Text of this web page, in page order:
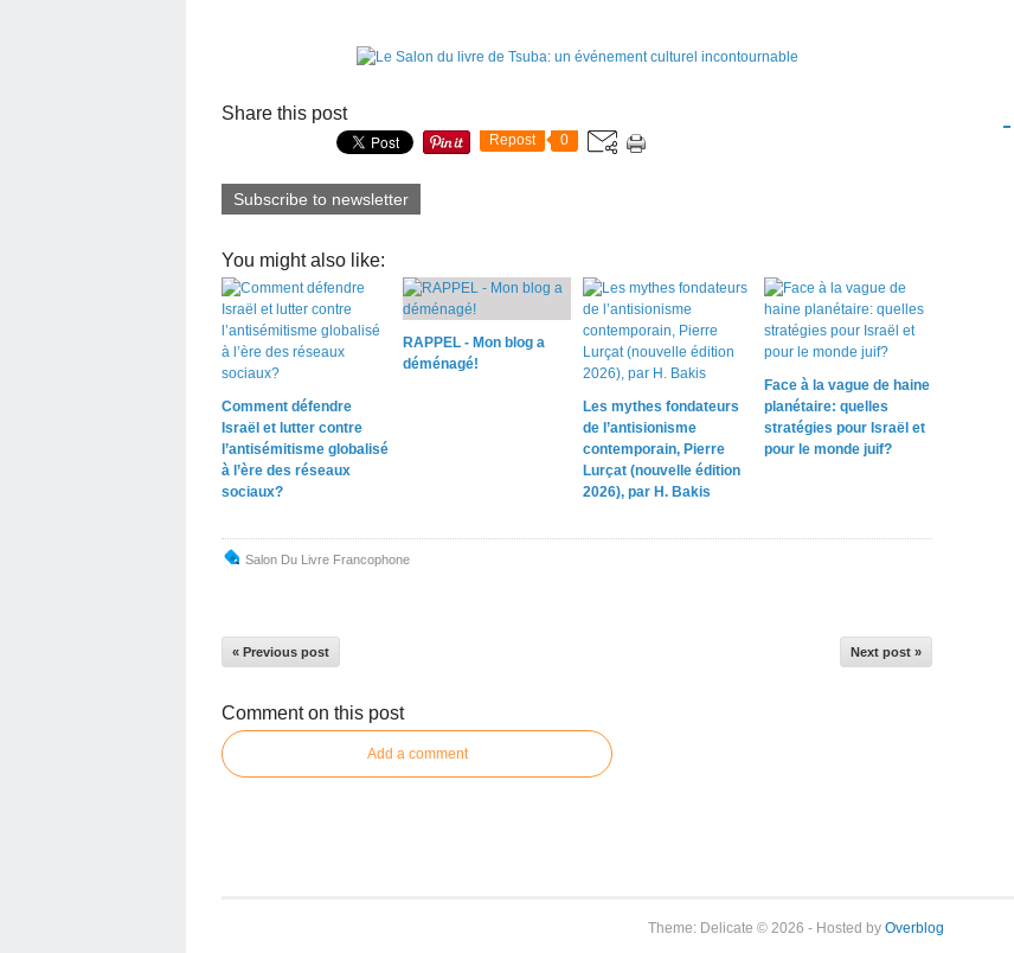
Share this post
Repost 0
Subscribe to newsletter
You might also like:
Comment défendre
Israël et lutter contre
l’antisémitisme globalisé
à l’ère des réseaux
sociaux?
RAPPEL - Mon blog a
déménagé!
Les mythes fondateurs
de l’antisionisme
contemporain, Pierre
Lurçat (nouvelle édition
2026), par H. Bakis
Face à la vague de haine
planétaire: quelles
stratégies pour Israël et
pour le monde juif?
Salon Du Livre Francophone
« Previous post Next post »
Comment on this post
Add a comment
Theme: Delicate © 2026 - Hosted by Overblog